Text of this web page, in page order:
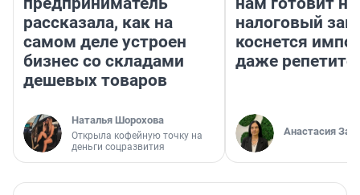
рассказала, как на
самом деле устроен
бизнес со складами
дешевых товаров
Наталья Шорохова
Открыла кофейную точку на
деньги соцразвития
налоговый
коснется
даже
Анастасия